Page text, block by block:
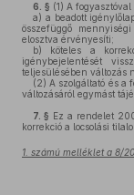
6. § (1) A fogyasztóval
a) a beadott
összefüggő
elosztva érvényesíti;
b) köteles a
igénybejelentését
teljesülésében változás
(2) A szolgáltató és a
változásáról egymást
7. § Ez a rendelet
korrekció a locsolási
1. számú melléklet a 8/